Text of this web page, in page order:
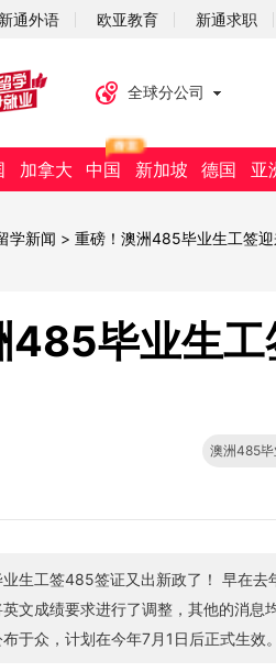
新通外语 欧亚教育 新通求职
全球分公司
加拿大 中国 新加坡 德国 亚
学新闻 > 重磅！澳洲485毕业生工签
485毕业生
澳洲485
出新政了！ 早在去年12月，澳洲移民局就宣布将会对485签证进行大幅改革。 上个
要求进行了调整，其他的消息均没有确定。 直到4月24日晚，移民局
在今年7月1日后正式生效。 此次改革共涉及485签证下的4个不同的分支，即GWS分